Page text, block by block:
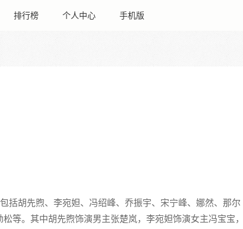
排行榜 个人中心 手机版
括胡先煦、李宛妲、冯绍峰、乔振宇、宋宁峰、娜然、那尔
等。其中胡先煦饰演男主张楚岚，李宛妲饰演女主冯宝宝，